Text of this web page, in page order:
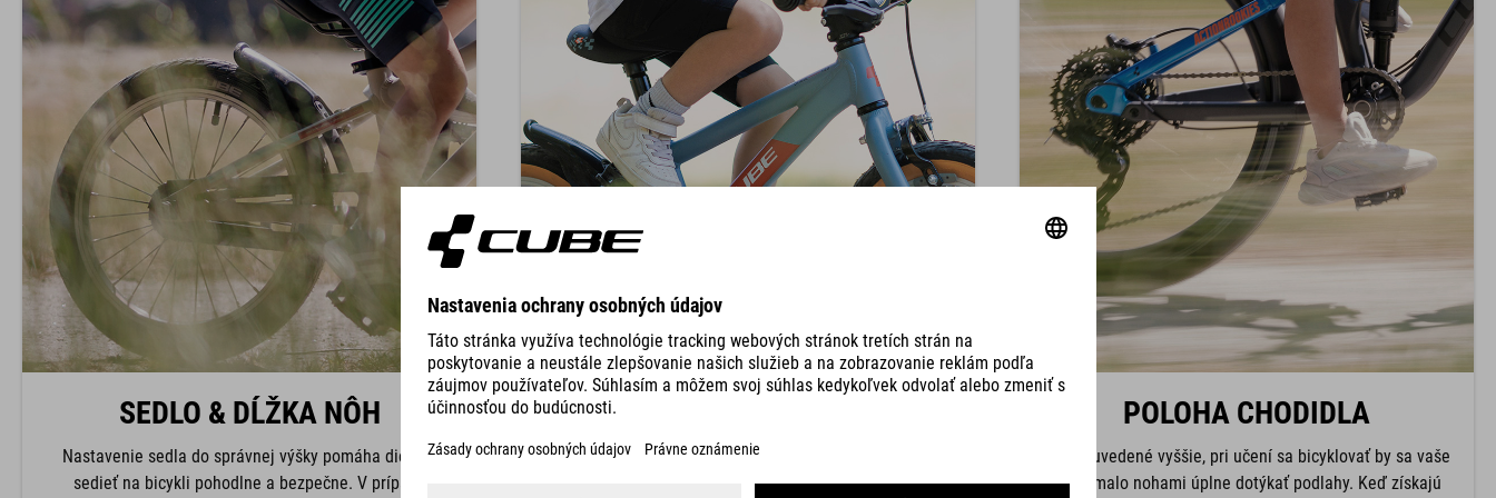
SEDLO & DĹŽKA NÔH
Nastavenie sedla do správnej výšky pomáha dieťaťu
sedieť na bicykli pohodlne a bezpečne. V prípade
Polohu kolena určuje výška sedla. Pre začiatočníkov
odporúčame nižšiu výšku sedla so silnejším ohybom v
POLOHA CHODIDLA
Ako je uvedené vyššie, pri učení sa bicyklovať by sa vaše
dieťa malo nohami úplne dotýkať podlahy. Keď získajú